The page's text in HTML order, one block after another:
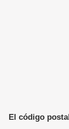
El código